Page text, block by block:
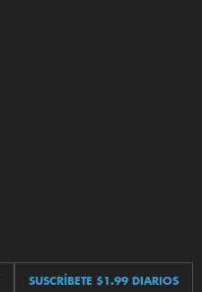
SUSCRÍBETE $1.99 DIARIOS